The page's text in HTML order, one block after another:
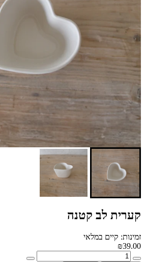
קערית לב קטנה
זמינות: קיים במלאי
₪39.00